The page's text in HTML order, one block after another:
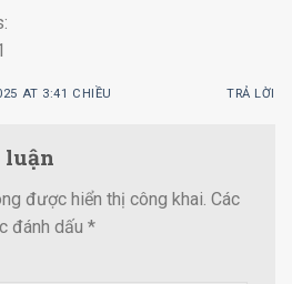
AT 3:41 CHIỀU TRẢ LỜI
luận
được hiển thị công khai. Các
đánh dấu *